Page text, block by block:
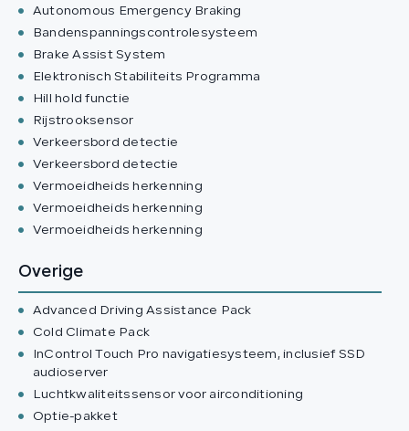
Autonomous Emergency Braking
Bandenspanningscontrolesysteem
Brake Assist System
Elektronisch Stabiliteits Programma
Hill hold functie
Rijstrooksensor
Verkeersbord detectie
Verkeersbord detectie
Vermoeidheids herkenning
Vermoeidheids herkenning
Vermoeidheids herkenning
Overige
Advanced Driving Assistance Pack
Cold Climate Pack
InControl Touch Pro navigatiesysteem, inclusief SSD
audioserver
Luchtkwaliteitssensor voor airconditioning
Optie-pakket